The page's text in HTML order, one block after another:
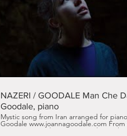
Lire la vidéo
NAZERI / GOODALE Man Che
Goodale, piano
Mystic song from Iran arranged for
Goodale www.joannagoodale.com From the album "BACH
IN A CIRCLE" : https://smarturl.it/Bach-